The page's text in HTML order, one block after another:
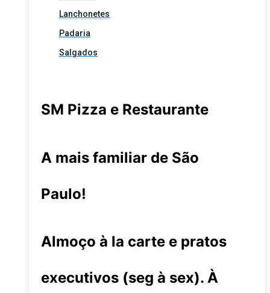
Lanchonetes
Padaria
Salgados
SM Pizza e Restaurante
A mais familiar de São
Paulo!
Almoço à la carte e pratos
executivos (seg à sex). À